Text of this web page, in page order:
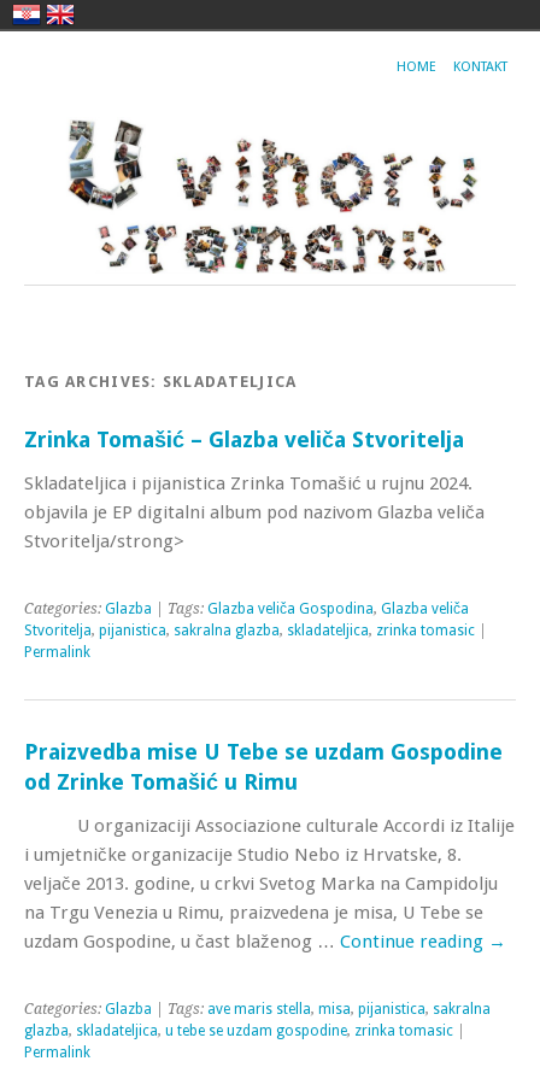
HOME KONTAKT
TAG ARCHIVES: SKLADATELJICA
Zrinka Tomašić – Glazba veliča Stvoritelja
Skladateljica i pijanistica Zrinka Tomašić u rujnu 2024.
objavila je EP digitalni album pod nazivom Glazba veliča
Stvoritelja/strong>
Categories: Glazba | Tags: Glazba veliča Gospodina, Glazba veliča
Stvoritelja, pijanistica, sakralna glazba, skladateljica, zrinka tomasic
Permalink
Praizvedba mise U Tebe se uzdam Gospodine
od Zrinke Tomašić u Rimu
U organizaciji Associazione culturale Accordi iz Italije
i umjetničke organizacije Studio Nebo iz Hrvatske, 8.
veljače 2013. godine, u crkvi Svetog Marka na Campidolju
na Trgu Venezia u Rimu, praizvedena je misa, U Tebe se
uzdam Gospodine, u čast blaženog … Continue reading →
Categories: Glazba | Tags: ave maris stella, misa, pijanistica, sakralna
glazba, skladateljica, u tebe se uzdam gospodine, zrinka tomasic
Permalink